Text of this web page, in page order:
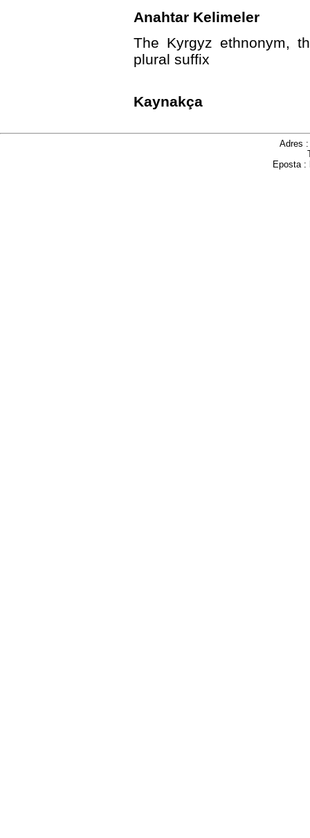
Anahtar Kelimeler
The Kyrgyz ethnonym,
plural suffix
Kaynakça
Adres
Eposta :